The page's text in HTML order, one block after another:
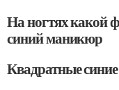
На ногтях какой
синий маникюр
Квадратные